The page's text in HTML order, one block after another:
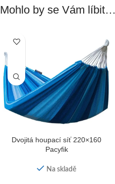
Mohlo by se Vám líbit…
Dvojitá houpací síť 220×160
Pacyfik
Na skladě